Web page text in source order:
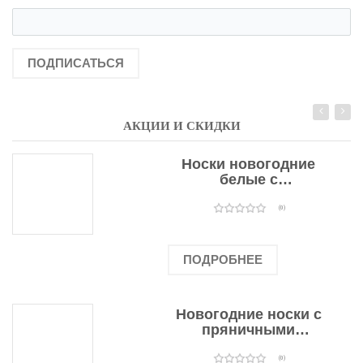
ПОДПИСАТЬСЯ
АКЦИИ И СКИДКИ
Носки новогодние
белые с
оленями(0)
ПОДРОБНЕЕ
Новогодние носки с
пряничными
(0)